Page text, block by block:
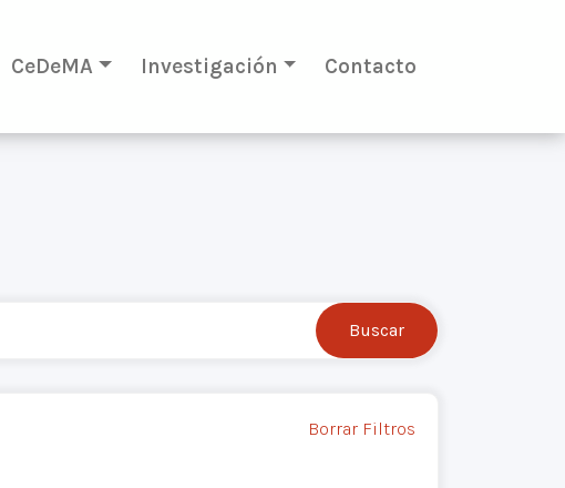
CeDeMA Investigación Contacto
Borrar Filtros